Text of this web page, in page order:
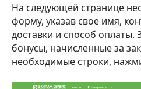
На следующей странице
форму, указав свое имя,
доставки и способ оплаты.
бонусы, начисленные за
необходимые строки,